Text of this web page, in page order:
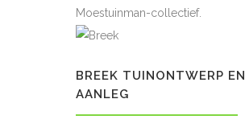
Moestuinman-collectief.
BREEK TUINONTWERP EN
AANLEG